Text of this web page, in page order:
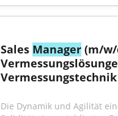
Sales Manager (m/w/
Vermessungstechnik
Die Dynamik und Agilität